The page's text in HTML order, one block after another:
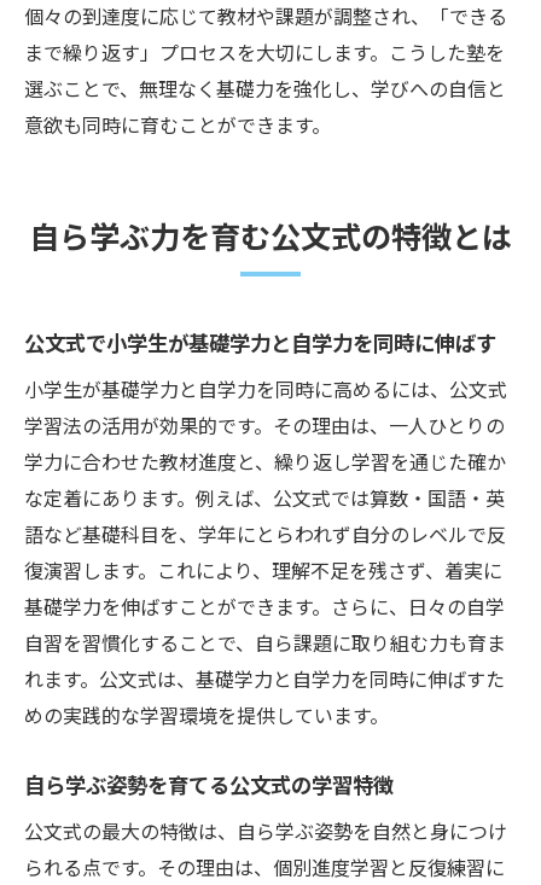
個々の到達度に応じて教材や課題が調整され、「できる
まで繰り返す」プロセスを大切にします。こうした塾を
選ぶことで、無理なく基礎力を強化し、学びへの自信と
意欲も同時に育むことができます。
自ら学ぶ力を育む公文式の特徴とは
公文式で小学生が基礎学力と自学力を同時に伸ばす
小学生が基礎学力と自学力を同時に高めるには、公文式
学習法の活用が効果的です。その理由は、一人ひとりの
学力に合わせた教材進度と、繰り返し学習を通じた確か
な定着にあります。例えば、公文式では算数・国語・英
語など基礎科目を、学年にとらわれず自分のレベルで反
復演習します。これにより、理解不足を残さず、着実に
基礎学力を伸ばすことができます。さらに、日々の自学
自習を習慣化することで、自ら課題に取り組む力も育ま
れます。公文式は、基礎学力と自学力を同時に伸ばすた
めの実践的な学習環境を提供しています。
自ら学ぶ姿勢を育てる公文式の学習特徴
公文式の最大の特徴は、自ら学ぶ姿勢を自然と身につけ
られる点です。その理由は、個別進度学習と反復練習に